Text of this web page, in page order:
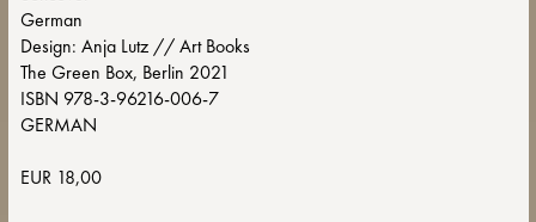
German
Design: Anja Lutz // Art Books
The Green Box, Berlin 2021
ISBN 978-3-96216-006-7
GERMAN
EUR 18,00